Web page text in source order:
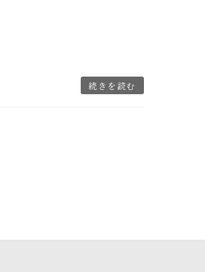
続きを読む